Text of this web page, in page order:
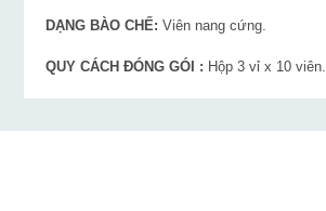
DẠNG BÀO CHẾ:Viên nang cứng.
QUY CÁCH ĐÓNG GÓI : Hộp 3 vỉ x 10 viên.